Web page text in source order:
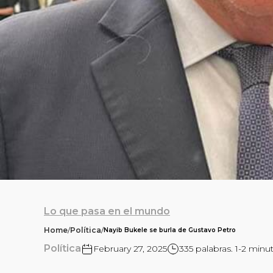
Lo que pasa en el mundo
Home/Política/Nayib Bukele se burla de Gustavo Petro
Política February 27, 2025 335 palabras. 1-2